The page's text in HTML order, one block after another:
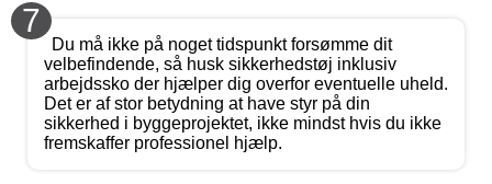
7
Du må ikke på noget tidspunkt forsømme dit
velbefindende, så husk sikkerhedstøj inklusiv
arbejdssko der hjælper dig overfor eventuelle uheld.
Det er af stor betydning at have styr på din
sikkerhed i byggeprojektet, ikke mindst hvis du ikke
fremskaffer professionel hjælp.